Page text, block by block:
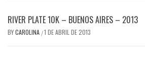
RIVER PLATE 10K – BUENOS AIRES – 2013
BYCAROLINA /1 DE ABRIL DE 2013